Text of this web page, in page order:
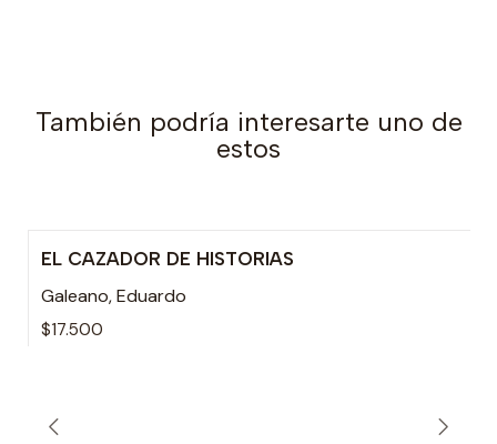
También podría interesarte uno de
estos
Agotado
EL CAZADOR DE HISTORIAS
Galeano, Eduardo
$17.500